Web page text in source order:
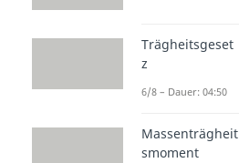
Trägheitsgeset
z
6/8 – Dauer: 04:50
Massenträgheit
smoment